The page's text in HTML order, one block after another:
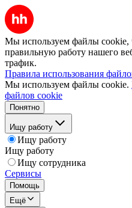
Мы используем файлы cookie,
правильную работу нашего
трафик.
Правила использования
Мы используем файлы cookie.
файлов cookie
Понятно
Ищу работу
Ищу работу
Ищу работу
Ищу сотрудника
Сервисы
Помощь
Ещё